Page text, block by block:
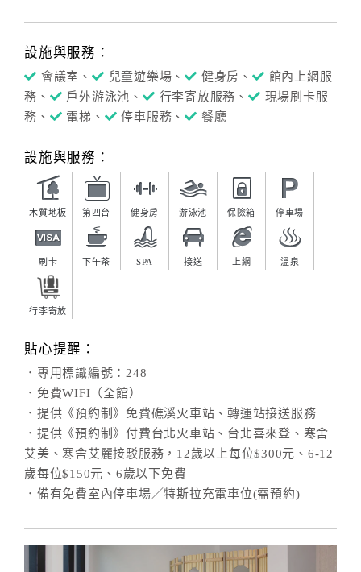
設施與服務：
會議室、 兒童遊樂場、 健身房、
館內上網服
務、
戶外游泳池、 行李寄放服務、
現場刷卡服
務、
電梯、 停車服務、 餐廳
設施與服務：
木質地板 第四台 健身房 游泳池 保險箱 停車場
刷卡 下午茶 SPA 接送 上網 溫泉
行李寄放
貼心提醒：
．專用標識編號：248
．免費WIFI（全館）
．提供《預約制》免費礁溪火車站、轉運站接送服務
．提供《預約制》付費台北火車站、台北喜來登、寒舍
艾美、寒舍艾麗接駁服務，12歲以上每位$300元、6-12
歲每位$150元、6歲以下免費
．備有免費室內停車場／特斯拉充電車位(需預約)